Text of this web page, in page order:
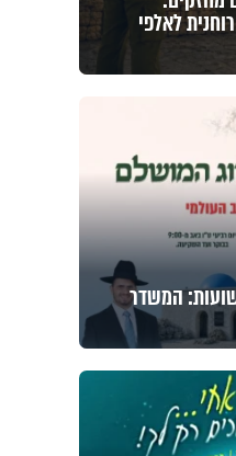
לאלפי
המשדר